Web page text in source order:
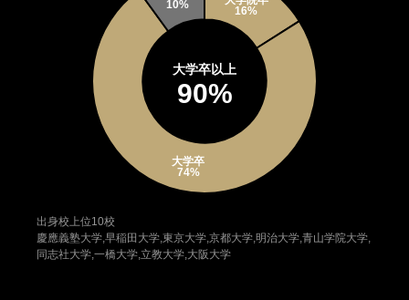
大学卒以上
90%
出身校上位10校
慶應義塾大学,早稲田大学,東京大学,京都大学,明治大学,青山学院大学,
同志社大学,一橋大学,立教大学,大阪大学